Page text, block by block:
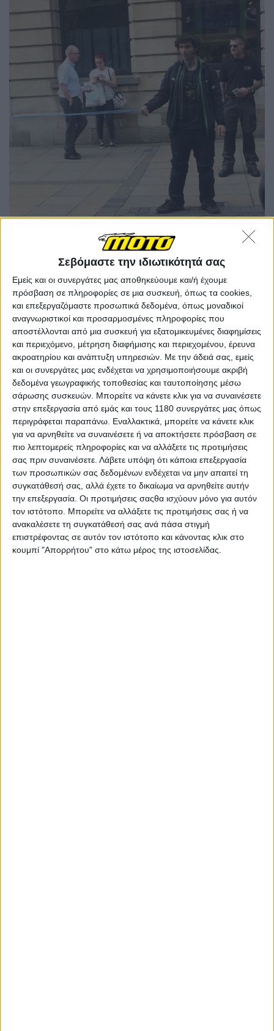
Σεβόμαστε την ιδιωτικότητά σας
Εμείς και οι συνεργάτες μας αποθηκεύουμε και/ή έχουμε
πρόσβαση σε πληροφορίες σε μια συσκευή, όπως τα cookies,
και επεξεργαζόμαστε προσωπικά δεδομένα, όπως μοναδικοί
αναγνωριστικοί και προσαρμοσμένες πληροφορίες που
αποστέλλονται από μια συσκευή για εξατομικευμένες διαφημίσεις
και περιεχόμενο, μέτρηση διαφήμισης και περιεχομένου, έρευνα
ακροατηρίου και ανάπτυξη υπηρεσιών. Με την άδειά σας, εμείς
και οι συνεργάτες μας ενδέχεται να χρησιμοποιήσουμε ακριβή
δεδομένα γεωγραφικής τοποθεσίας και ταυτοποίησης μέσω
σάρωσης συσκευών. Μπορείτε να κάνετε κλικ για να συναινέσετε
στην επεξεργασία από εμάς και τους 1180 συνεργάτες μας όπως
περιγράφεται παραπάνω. Εναλλακτικά, μπορείτε να κάνετε κλικ
για να αρνηθείτε να συναινέσετε ή να αποκτήσετε πρόσβαση σε
πιο λεπτομερείς πληροφορίες και να αλλάξετε τις προτιμήσεις
σας πριν συναινέσετε. Λάβετε υπόψη ότι κάποια επεξεργασία
των προσωπικών σας δεδομένων ενδέχεται να μην απαιτεί τη
συγκατάθεσή σας, αλλά έχετε το δικαίωμα να αρνηθείτε αυτήν
την επεξεργασία. Οι προτιμήσεις σαςθα ισχύουν μόνο για αυτόν
τον ιστότοπο. Μπορείτε να αλλάξετε τις προτιμήσεις σας ή να
ανακαλέσετε τη συγκατάθεσή σας ανά πάσα στιγμή
επιστρέφοντας σε αυτόν τον ιστότοπο και κάνοντας κλικ στο
κουμπί "Απορρήτου" στο κάτω μέρος της ιστοσελίδας.
Πολλοί ίσως να γνωρίζετε ότι ο Martinείχε ως κύριο
επάγγελμα αυτό του μηχανικού φορτηγών , αλλά η
τρέλα του γενικότερα για τα μεγάλα μηχανήματα
αγγίζει τα επίπεδα του πάθους του για τις
μοτοσυκλέτες. Αυτό είναι που τον οδήγησε στο νέο
του project γιατην ανακατασκευή ενός πολεμικού
άρματος από τον Α' Παγκόσμιο Πόλεμο, το οποίο
μάλιστα σκοπεύει να το οδηγήσει στην γενέτειρά του,
το Linclon, για λογαριασμό μιας καινούργιας εκπομπής
που προβάλλεται στην Αγγλία. Μάλιστα πρόσφατα, ο
Martin μαζί με τέσσερις άλλους εθεάθη να περπατούν
στον κεντρικό δρόμο της πόλης κάνοντας προφανώς
μετρήσεις για τις διαστάσεις του άρματος. Ο Guy
Martin και η παρέα τουκρατούσαν ένα σχοινί που
σχημάτιζε ένα τετράγωνο(όσο και οι διαστάσεις του
τανκ) και περπατούσαν στο δρόμο για να δουν αν
χωράει να περάσει, όπως μπορείτε να δείτε και στο
βίντεο που ακολουθεί.